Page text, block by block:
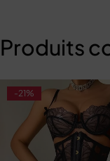
Produits
-21%